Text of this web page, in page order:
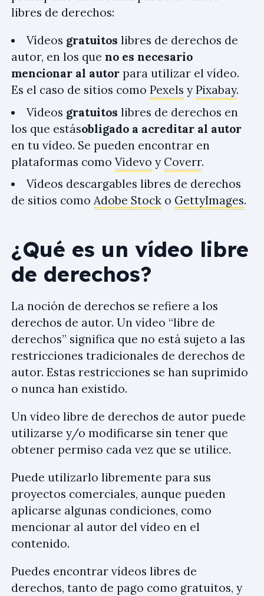
libres de derechos:
Vídeos gratuitos libres de derechos de
autor, en los que no es necesario
mencionar al autor para utilizar el vídeo.
Es el caso de sitios como Pexels y Pixabay.
Vídeos gratuitos libres de derechos en
los que estásobligado a acreditar al autor
en tu vídeo. Se pueden encontrar en
plataformas como Videvo y Coverr.
Vídeos descargables libres de derechos
de sitios como Adobe Stock o GettyImages.
¿Qué es un vídeo libre
de derechos?
La noción de derechos se refiere a los
derechos de autor. Un vídeo “libre de
derechos” significa que no está sujeto a las
restricciones tradicionales de derechos de
autor. Estas restricciones se han suprimido
o nunca han existido.
Un vídeo libre de derechos de autor puede
utilizarse y/o modificarse sin tener que
obtener permiso cada vez que se utilice.
Puede utilizarlo libremente para sus
proyectos comerciales, aunque pueden
aplicarse algunas condiciones, como
mencionar al autor del vídeo en el
contenido.
Puedes encontrar vídeos libres de
derechos, tanto de pago como gratuitos, y